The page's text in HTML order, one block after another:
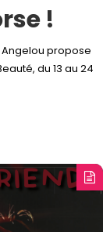
!
Angelou propose
du 13 au 24